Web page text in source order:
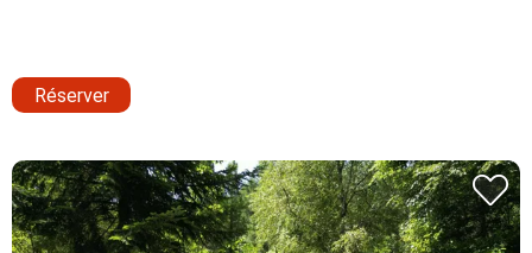
Réserver